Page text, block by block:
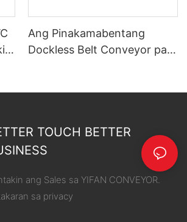
Ang Pinakamabentang
Dockless Belt Conveyor para
TOUCH BETTER
ang Sales sa YIFAN CONVEYOR.
sa privacy